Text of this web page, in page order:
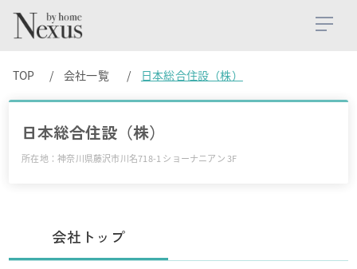
TOP 会社一覧 日本総合住設（株）
日本総合住設（株）
所在地：神奈川県藤沢市川名718-1 ショーナニアン 3F
会社トップ